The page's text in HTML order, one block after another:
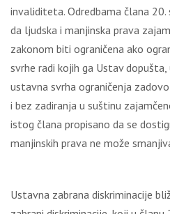
invaliditeta. Odredbama člana
da lјudska i manjinska prava
zakonom biti ograničena ako
svrhe radi kojih ga Ustav
ustavna svrha ograničenja
i bez zadiranja u suštinu
istog člana propisano da se
manjinskih prava ne može
Ustavna zabrana diskriminacije